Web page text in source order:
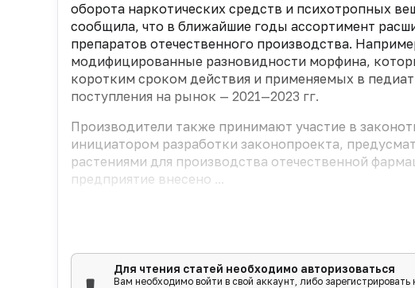
оборота наркотических средств и психотропных
сообщила, что в ближайшие годы ассортимент
препаратов отечественного производства.
модифицированные разновидности морфина,
коротким сроком действия и применяемых в
поступ­ления на рынок — 2021—2023 гг.
Производители также принимают участие в
инициатором разработки законопроекта,
растениями для производства отечественной
предприятие внесено ...
Для чтения статей необходимо авторизоваться
Вам необходимо войти в свой аккаунт, либо зарегистрировать